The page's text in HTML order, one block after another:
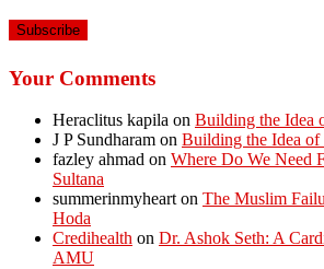
Your Comments
Heraclitus kapila on Building the Idea
J P Sundharam on Building the Idea
fazley ahmad on Where Do We Need
Sultana
summerinmyhearton The Muslim
Hoda
Credihealth on Dr. Ashok Seth: A
AMU